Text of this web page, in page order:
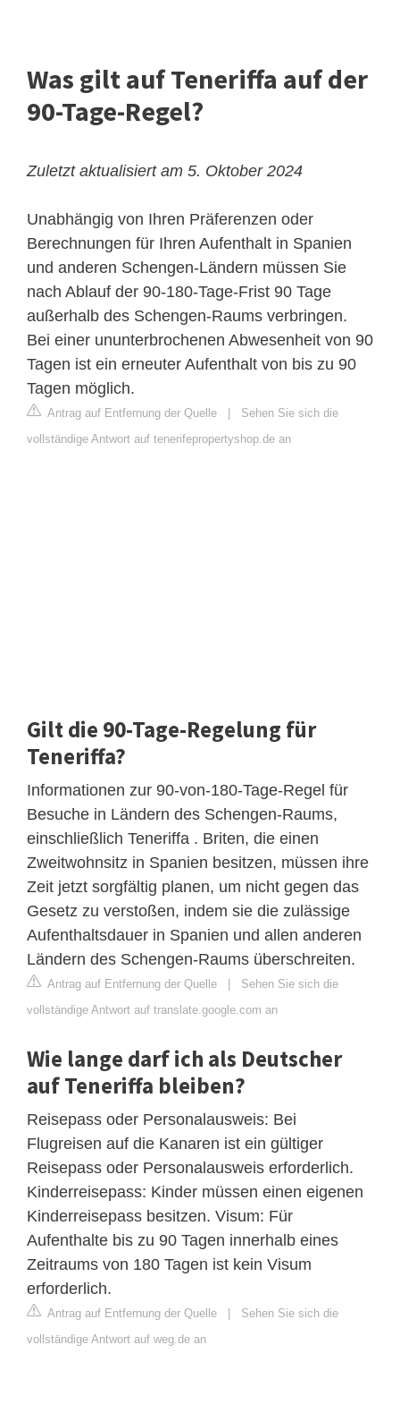
Was gilt auf Teneriffa auf der
90-Tage-Regel?
Zuletzt aktualisiert am 5. Oktober 2024
Unabhängig von Ihren Präferenzen oder
Berechnungen für Ihren Aufenthalt in Spanien
und anderen Schengen-Ländern müssen Sie
nach Ablauf der 90-180-Tage-Frist 90 Tage
außerhalb des Schengen-Raums verbringen.
Bei einer ununterbrochenen Abwesenheit von 90
Tagen ist ein erneuter Aufenthalt von bis zu 90
Tagen möglich.
Antrag auf Entfernung der Quelle
Sehen Sie sich die
vollständige Antwort auf tenerifepropertyshop.de an
Gilt die 90-Tage-Regelung für
Teneriffa?
Informationen zur 90-von-180-Tage-Regel für
Besuche in Ländern des Schengen-Raums,
einschließlich Teneriffa . Briten, die einen
Zweitwohnsitz in Spanien besitzen, müssen ihre
Zeit jetzt sorgfältig planen, um nicht gegen das
Gesetz zu verstoßen, indem sie die zulässige
Aufenthaltsdauer in Spanien und allen anderen
Ländern des Schengen-Raums überschreiten.
Antrag auf Entfernung der Quelle
Sehen Sie sich die
vollständige Antwort auf translate.google.com an
Wie lange darf ich als Deutscher
auf Teneriffa bleiben?
Reisepass oder Personalausweis: Bei
Flugreisen auf die Kanaren ist ein gültiger
Reisepass oder Personalausweis erforderlich.
Kinderreisepass: Kinder müssen einen eigenen
Kinderreisepass besitzen. Visum: Für
Aufenthalte bis zu 90 Tagen innerhalb eines
Zeitraums von 180 Tagen ist kein Visum
erforderlich.
Antrag auf Entfernung der Quelle
Sehen Sie sich die
vollständige Antwort auf weg.de an